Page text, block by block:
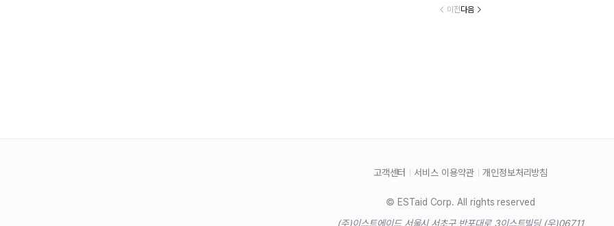
이전다음
고객센터 서비스 이용약관 개인정보처리방침
© ESTaid Corp. All rights reserved
(주)이스트에이드 서울시 서초구 반포대로 3이스트빌딩 (우)06711